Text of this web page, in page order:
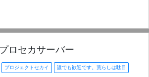
ロセカサーバー
プロジェクトセカイ 誰でも歓迎です。荒らしは駄目